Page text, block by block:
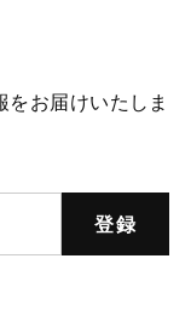
お届けいたしま
登録